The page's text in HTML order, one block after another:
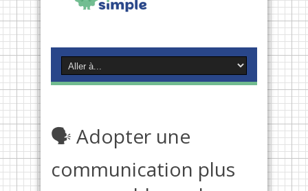
🗣 Adopter une
communication plus